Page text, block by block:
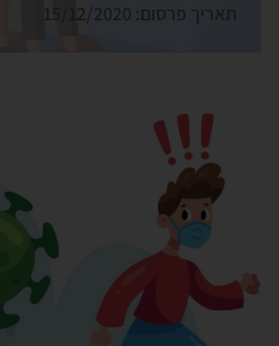
תאריך פרסום: 15/12/2020